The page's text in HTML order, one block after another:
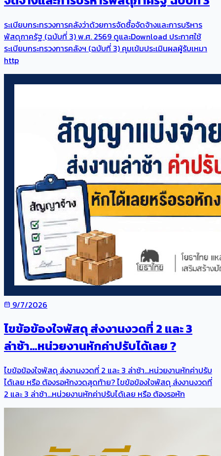
ระเบียบกระทรวงการคลังว่าด้วยการจัดซื้อจัดจ้างและการบริหาร
พัสดุภาครัฐ (ฉบับที่ 3) พ.ศ. 2569 ดูและDownload ประกาศใช้
ระเบียบกระทรวงการคลังฯ (ฉบับที่ 3) คุมเข้มประเมินผลผู้รับเหมา
http
9/7/2026
ไขข้อข้องใจพัสดุ ส่งงานงวดที่ 2 และ 3
ล่าช้า…หน่วยงานหักค่าปรับได้เลย ?
ไขข้อข้องใจพัสดุ ส่งงานงวดที่ 2 และ 3 ล่าช้า…หน่วยงานหักค่าปรับ
ได้เลย หรือ ต้องรอหักงวดสุดท้าย? ไขข้อข้องใจพัสดุ ส่งงานงวดที่
2 และ 3 ล่าช้า…หน่วยงานหักค่าปรับได้เลย หรือ ต้องรอหัก